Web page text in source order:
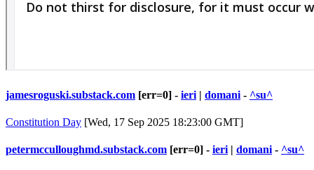
jamesroguski.substack.com [err=0] - ieri | domani - ^su^
Constitution Day [Wed, 17 Sep 2025 18:23:00 GMT]
petermcculloughmd.substack.com [err=0] - ieri | domani - ^su^